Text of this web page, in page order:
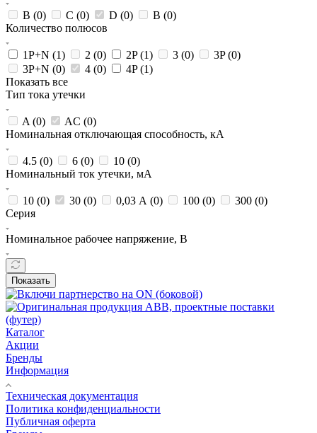
B (0) C (0) D (0) В (0)
Количество полюсов
1P+N (1) 2 (0) 2P (1) 3 (0) 3P (0)
3P+N (0) 4 (0) 4P (1)
Показать все
Тип тока утечки
A (0) AC (0)
Номинальная отключающая способность, кА
4.5 (0) 6 (0) 10 (0)
Номинальный ток утечки, мА
10 (0) 30 (0) 0,03 А (0) 100 (0) 300 (0)
Серия
Номинальное рабочее напряжение, В
Показать
Каталог
Акции
Бренды
Информация
Техническая документация
Политика конфиденциальности
Публичная оферта